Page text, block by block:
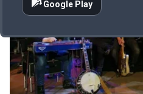
Google Play